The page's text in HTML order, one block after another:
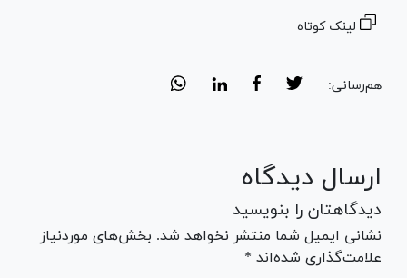
لینک کوتاه
هم‌رسانی:
ارسال دیدگاه
دیدگاهتان را بنویسید
نشانی ایمیل شما منتشر نخواهد شد. بخش‌های موردنیاز
علامت‌گذاری شده‌اند *